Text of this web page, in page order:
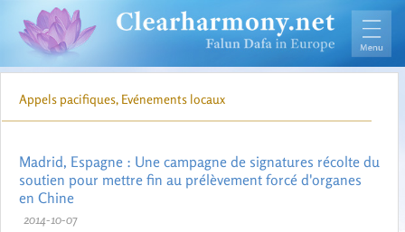
Appels pacifiques, Evénements locaux
Madrid, Espagne : Une campagne de signatures récolte du
soutien pour mettre fin au prélèvement forcé d'organes
en Chine
2014-10-07